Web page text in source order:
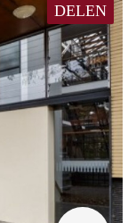
DELEN